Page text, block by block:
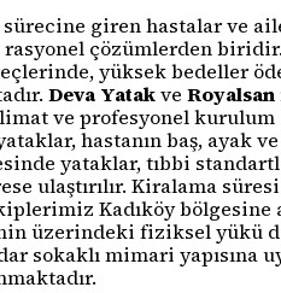
sürecine giren hastalar ve
rasyonel çözümlerden
yüksek bedeller
Deva Yatakve Royalsan
ve profesyonel
hastanın baş, ayak
yataklar, tıbbi
ulaştırılır. Kiralama
Kadıköy bölgesine
üzerindeki fiziksel yükü
dar sokaklı mimari